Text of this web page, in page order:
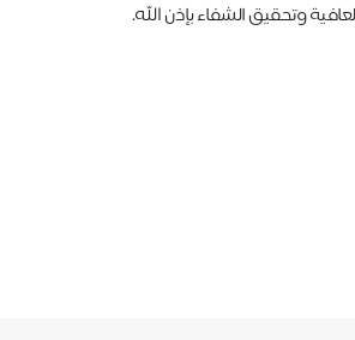
وتحقيق الشفاء بإذن الله.